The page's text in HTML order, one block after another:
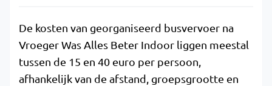
De kosten van georganiseerd busvervoer na
Vroeger Was Alles Beter Indoor liggen meestal
tussen de 15 en 40 euro per persoon,
afhankelijk van de afstand, groepsgrootte en